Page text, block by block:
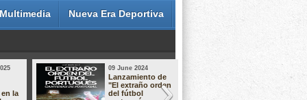
Multimedia Nueva Era Deportiva
en la
09 June 2024
Lanzamiento de
"El extraño orden
del fútbol
19 May 2024
Análisis de
Liga